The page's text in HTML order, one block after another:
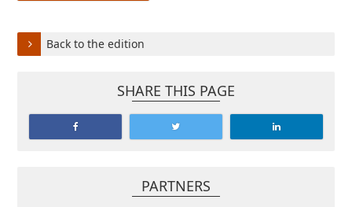
Back to the edition
SHARE THIS PAGE
PARTNERS